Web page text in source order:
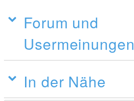
Forum und
Usermeinungen
In der Nähe